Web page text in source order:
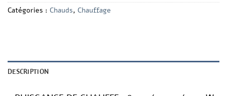
Catégories : Chauds, Chauffage
DESCRIPTION